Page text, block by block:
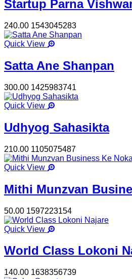
Startup Parna
240.00 1543045283
Quick View
Satta Ane Shanpan
300.00 1425983741
Quick View
Udhyog Sahasikta
210.00 1105075487
Quick View
Mithi Munzvan
50.00 1597223154
Quick View
World Class Lokoni
140.00 1638356739